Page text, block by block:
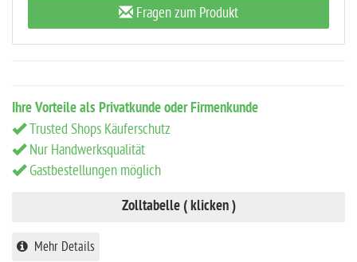
Fragen zum Produkt
Ihre Vorteile als Privatkunde oder Firmenkunde
Trusted Shops Käuferschutz
Nur Handwerksqualität
Gastbestellungen möglich
Zolltabelle ( klicken )
Mehr Details